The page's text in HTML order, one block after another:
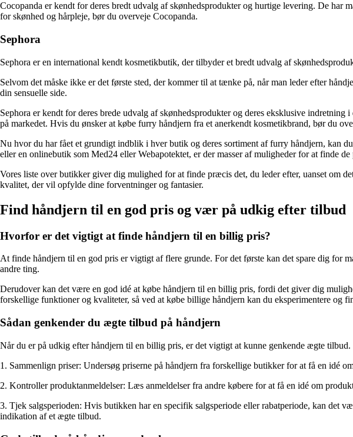
Cocopanda er kendt for deres bredt udvalg af skønhedsprodukter og hurtige levering. De
for skønhed og hårpleje, bør du overveje Cocopanda.
Sephora
Sephora er en international kendt kosmetikbutik, der tilbyder et bredt udvalg af
Selvom det måske ikke er det første sted, der kommer til at tænke på, når man leder efter
din sensuelle side.
Sephora er kendt for deres brede udvalg af skønhedsprodukter og deres eksklusive
på markedet. Hvis du ønsker at købe furry håndjern fra et anerkendt kosmetikbrand, bør du
Nu hvor du har fået et grundigt indblik i hver butik og deres sortiment af furry håndjern, kan
eller en onlinebutik som Med24 eller Webapotektet, er der masser af muligheder for at finde
Vores liste over butikker giver dig mulighed for at finde præcis det, du leder efter, uanset om
kvalitet, der vil opfylde dine forventninger og fantasier.
Find håndjern til en god pris og vær på udkig efter tilbud
Hvorfor er det vigtigt at finde håndjern til en billig pris?
At finde håndjern til en god pris er vigtigt af flere grunde. For det første kan det spare dig for
andre ting.
Derudover kan det være en god idé at købe håndjern til en billig pris, fordi det giver dig
forskellige funktioner og kvaliteter, så ved at købe billige håndjern kan du eksperimentere og
Sådan genkender du ægte tilbud på håndjern
Når du er på udkig efter håndjern til en billig pris, er det vigtigt at kunne genkende ægte
1. Sammenlign priser: Undersøg priserne på håndjern fra forskellige butikker for at få en idé
2. Kontroller produktanmeldelser: Læs anmeldelser fra andre købere for at få en idé om
3. Tjek salgsperioden: Hvis butikken har en specifik salgsperiode eller rabatperiode, kan det
indikation af et ægte tilbud.